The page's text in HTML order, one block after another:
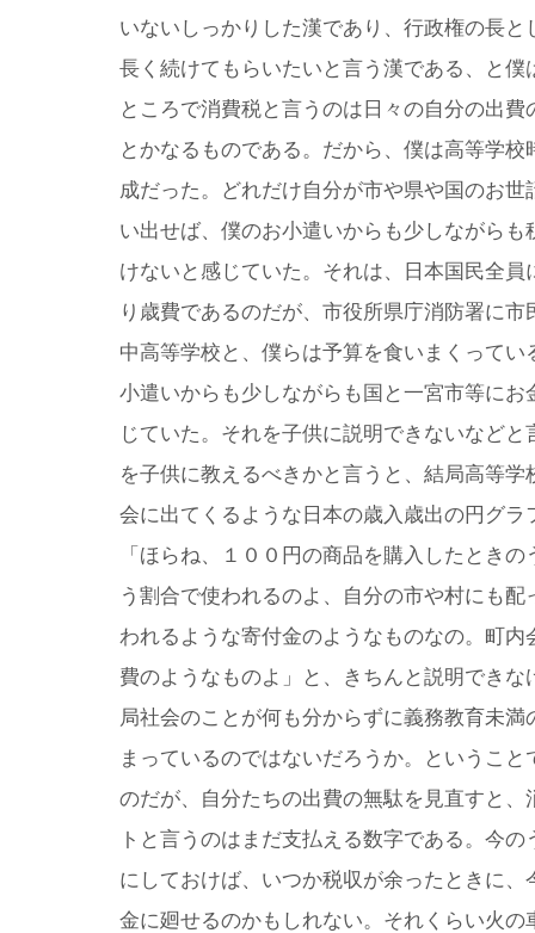
いないしっかりした漢であり、行政権の長と
長く続けてもらいたいと言う漢である、と僕
ところで消費税と言うのは日々の自分の出
とかなるものである。だから、僕は高等学
成だった。どれだけ自分が市や県や国のお世
い出せば、僕のお小遣いからも少しながらも
けないと感じていた。それは、日本国民全員
り歳費であるのだが、市役所県庁消防署に
中高等学校と、僕らは予算を食いまくってい
小遣いからも少しながらも国と一宮市等にお
じていた。それを子供に説明できないなど
を子供に教えるべきかと言うと、結局高等学
会に出てくるような日本の歳入歳出の円グラ
「ほらね、１００円の商品を購入したとき
う割合で使われるのよ、自分の市や村にも
われるような寄付金のようなものなの。町内
費のようなものよ」と、きちんと説明できな
局社会のことが何も分からずに義務教育未満
まっているのではないだろうか。というこ
のだが、自分たちの出費の無駄を見直すと、
トと言うのはまだ支払える数字である。今
にしておけば、いつか税収が余ったときに、
金に廻せるのかもしれない。それくらい火の